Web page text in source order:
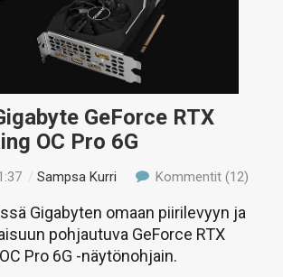
GeForce RTX
OC Pro 6G
/Sampsa Kurri Kommentit (12)
Gigabyten omaan piirilevyyn ja
pohjautuva GeForce RTX
Pro 6G -näytönohjain.